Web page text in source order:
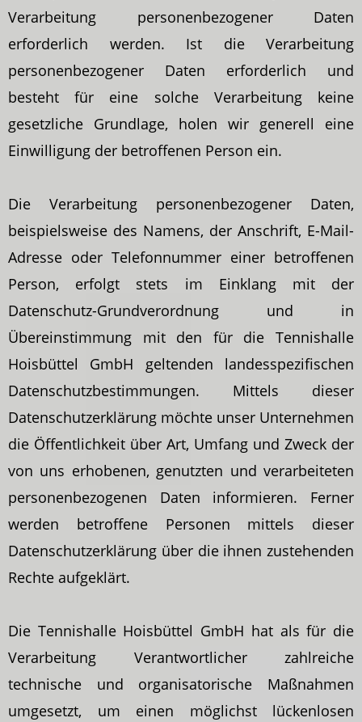
Verarbeitung personenbezogener Daten
erforderlich werden. Ist die Verarbeitung
personenbezogener Daten erforderlich und
besteht für eine solche Verarbeitung keine
gesetzliche Grundlage, holen wir generell eine
Einwilligung der betroffenen Person ein.
Die Verarbeitung personenbezogener Daten,
beispielsweise des Namens, der Anschrift, E-Mail-
Adresse oder Telefonnummer einer betroffenen
Person, erfolgt stets im Einklang mit der
Datenschutz-Grundverordnung und in
Übereinstimmung mit den für die Tennishalle
Hoisbüttel GmbH geltenden landesspezifischen
Datenschutzbestimmungen. Mittels dieser
Datenschutzerklärung möchte unser Unternehmen
die Öffentlichkeit über Art, Umfang und Zweck der
von uns erhobenen, genutzten und verarbeiteten
personenbezogenen Daten informieren. Ferner
werden betroffene Personen mittels dieser
Datenschutzerklärung über die ihnen zustehenden
Rechte aufgeklärt.
Die Tennishalle Hoisbüttel GmbH hat als für die
Verarbeitung Verantwortlicher zahlreiche
technische und organisatorische Maßnahmen
umgesetzt, um einen möglichst lückenlosen